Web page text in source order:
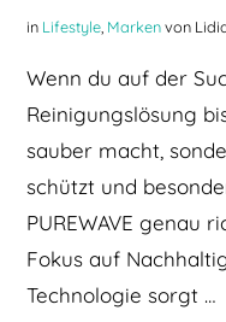
in Lifestyle Markenvon
Wenn du auf der
Reinigungslösung
sauber macht,
schützt und
PUREWAVE genau
Fokus auf
Technologie sorgt …